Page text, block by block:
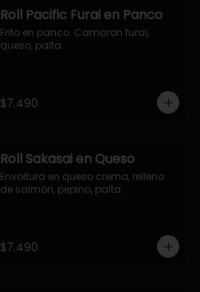
Roll Pacific Furai en Panco
Frito en panco. Camaron furai,
queso, palta.
$7.490
Roll Sakasai en Queso
Envoltura en queso crema, relleno
de salmón, pepino, palta.
$7.490